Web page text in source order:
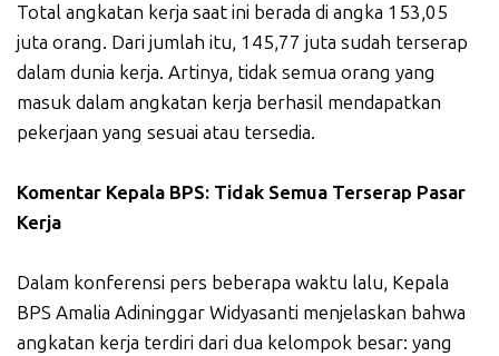
Total angkatan kerja saat ini berada di angka 153,05
juta orang. Dari jumlah itu, 145,77 juta sudah terserap
dalam dunia kerja. Artinya, tidak semua orang yang
masuk dalam angkatan kerja berhasil mendapatkan
pekerjaan yang sesuai atau tersedia.
Komentar Kepala BPS: Tidak Semua Terserap Pasar
Kerja
Dalam konferensi pers beberapa waktu lalu, Kepala
BPS Amalia Adininggar Widyasanti menjelaskan bahwa
angkatan kerja terdiri dari dua kelompok besar: yang